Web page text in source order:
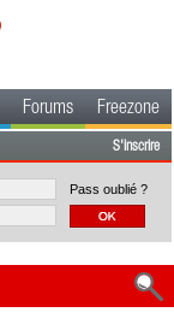
Forums Freezone
S'inscrire
Pass oublié ?